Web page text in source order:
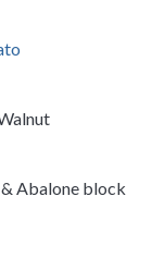
Abalone block